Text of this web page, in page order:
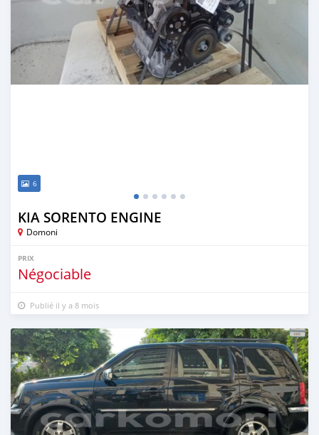
6
KIA SORENTO ENGINE
Domoni
PRIX
Négociable
Publié il y a 8 mois